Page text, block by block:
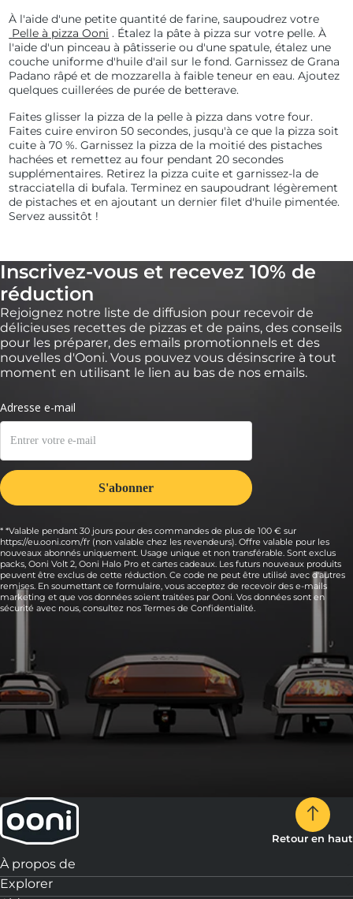
À l'aide d'une petite quantité de farine, saupoudrez votre
Pelle à pizza Ooni . Étalez la pâte à pizza sur votre pelle. À
l'aide d'un pinceau à pâtisserie ou d'une spatule, étalez une
couche uniforme d'huile d'ail sur le fond. Garnissez de Grana
Padano râpé et de mozzarella à faible teneur en eau. Ajoutez
quelques cuillerées de purée de betterave.
Faites glisser la pizza de la pelle à pizza dans votre four.
Faites cuire environ 50 secondes, jusqu'à ce que la pizza soit
cuite à 70 %. Garnissez la pizza de la moitié des pistaches
hachées et remettez au four pendant 20 secondes
supplémentaires. Retirez la pizza cuite et garnissez-la de
stracciatella di bufala. Terminez en saupoudrant légèrement
de pistaches et en ajoutant un dernier filet d'huile pimentée.
Servez aussitôt !
Inscrivez-vous et recevez 10% de
réduction
Rejoignez notre liste de diffusion pour recevoir de
délicieuses recettes de pizzas et de pains, des conseils
pour les préparer, des emails promotionnels et des
nouvelles d'Ooni. Vous pouvez vous désinscrire à tout
moment en utilisant le lien au bas de nos emails.
* *Valable pendant 30 jours pour des commandes de plus de 100 € sur
https://eu.ooni.com/fr (non valable chez les revendeurs). Offre valable pour les
nouveaux abonnés uniquement. Usage unique et non transférable. Sont exclus
packs, Ooni Volt 2, Ooni Halo Pro et cartes cadeaux. Les futurs nouveaux produits
peuvent être exclus de cette réduction. Ce code ne peut être utilisé avec d'autres
remises. En soumettant ce formulaire, vous acceptez de recevoir des e-mails
marketing et que vos données soient traitées par Ooni. Vos données sont en
sécurité avec nous, consultez nos Termes de Confidentialité.
Retour en haut
À propos de
Explorer